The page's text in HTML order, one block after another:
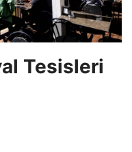
Tesisleri